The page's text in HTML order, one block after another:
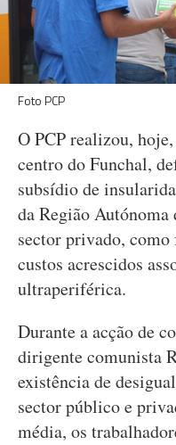
Foto PCP
O PCP realizou,
centro do Funchal,
subsídio de
da Região
sector privado, como
custos acrescidos
ultraperiférica.
Durante a acção de
dirigente comunista
existência de
sector público e
média, os